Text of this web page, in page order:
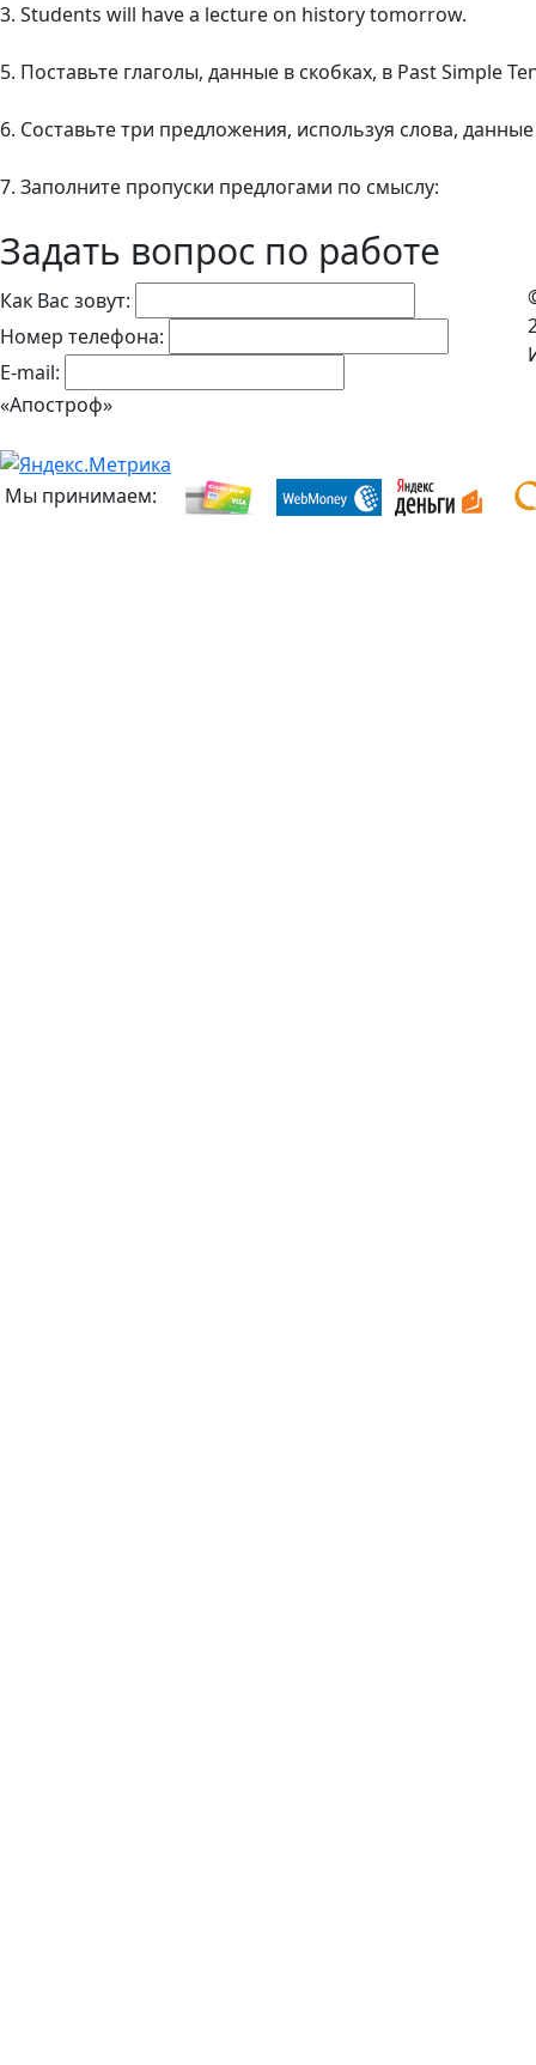
3. Students will have a lecture on history tomorrow.
5. Поставьте глаголы, данные в скобках, в Past Simple
6. Составьте три предложения, используя слова,
7. Заполните пропуски предлогами по смыслу:
Задать вопрос по работе
Как Вас зовут:
Номер телефона:
E-mail:
«Апостроф»
Мы принимаем: